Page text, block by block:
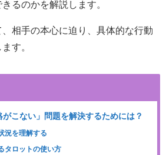
るのかを解説します。
相手の本心に迫り、具体的な行動
す。
こない」問題を解決するためには？
況を理解する
タロットの使い方